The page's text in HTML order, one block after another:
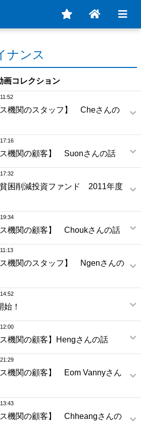
ナンス
画コレクション
ス機関のスタッフ】 Cheさんの
ス機関の顧客】 Suonさんの話
困削減投資ファンド 2011年度
ス機関の顧客】 Choukさんの話
ス機関のスタッフ】 Ngenさんの
始！
機関の顧客】Hengさんの話
ス機関の顧客】 Eom Vannyさん
ス機関の顧客】 Chheangさんの